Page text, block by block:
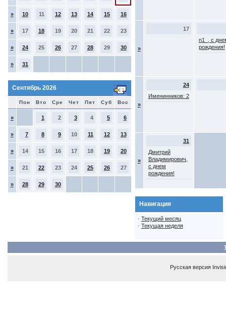
» 10 11 12 13 14 15 16
» 17 18 19 20 21 22 23
» 24 25 26 27 28 29 30
» 31
Сентябрь 2026
Пон Вто Сре Чет Пят Суб Вос
» 1 2 3 4 5 6
» 7 8 9 10 11 12 13
» 14 15 16 17 18 19 20
» 21 22 23 24 25 26 27
» 28 29 30
»
17
n1_, с
рождения!
»
24
Именинников: 2
»
31
Дмитрий
Владимирович,
с днем
рождения!
Навигация
· Текущий месяц
· Текущая неделя
Русская версия